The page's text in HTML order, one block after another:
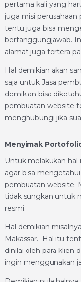
pertama kali yang
juga misi perusahaan
tentu juga bisa
bertanggungjawab.
alamat juga tertera
Hal demikian akan
saja untuk Jasa
demikian bisa
pembuatan website
menghubungi jika
Menyimak
Untuk melakukan hal
agar bisa
pembuatan website.
tidak sungkan untuk
resmi.
Hal demikian
Makassar. Hal itu
dinilai oleh para klien
ingin menggunakan